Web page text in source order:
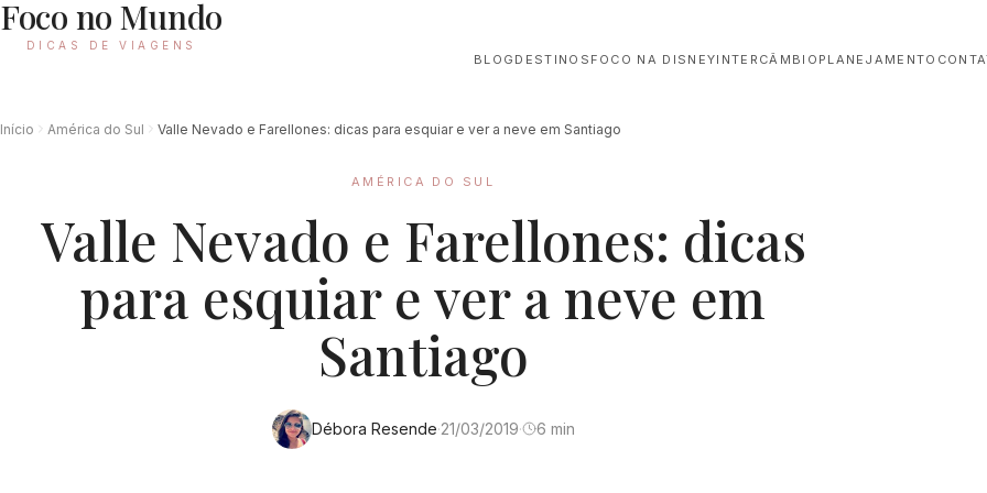
Foco no Mundo
DICAS DE VIAGENS
BLOG DESTINOS FOCO NA DISNEYINTERCÂMBIO PLANEJAMENTO
Início América do Sul Valle Nevado e Farellones: dicas para esquiar e ver a neve em Santiago
AMÉRICA DO SUL
Valle Nevado e Farellones: dicas
para esquiar e ver a neve em
Santiago
Débora Resende·21/03/2019· 6 min